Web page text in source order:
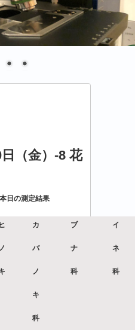
（金）-8 花
本日の測定結果
ヒ
ノ
カ
バ
ノ
キ
科
ブ
ナ
科
イ
ネ
科